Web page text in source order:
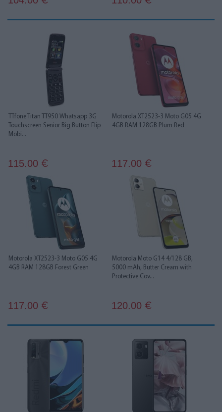
TTfone Titan TT950 Whatsapp 3G
Touchscreen Senior Big Button Flip
Mobi...
115.00 €
Motorola XT2523-3 Moto G05 4G
4GB RAM 128GB Plum Red
117.00 €
Motorola XT2523-3 Moto G05 4G
4GB RAM 128GB Forest Green
117.00 €
Motorola Moto G14 4/128 GB,
5000 mAh, Butter Cream with
Protective Cov...
120.00 €